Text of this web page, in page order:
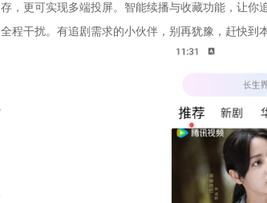
存，更可实现多端投屏。智能续播与收藏功能，让你
全程干扰。有追剧需求的小伙伴，别再犹豫，赶快到